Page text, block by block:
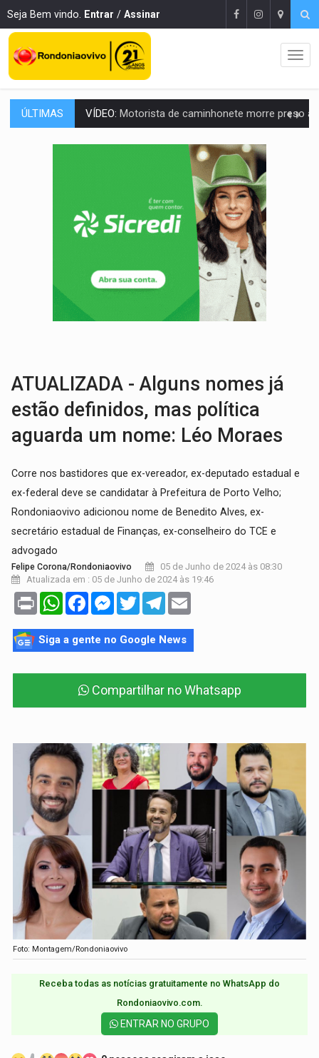
Seja Bem vindo. Entrar / Assinar
ÚLTIMAS LAZER:Seis lugares gratuitos para aproveitar o fim de semana
VÍDEO:FTICCO e Força Tática prendem membro do CV com arma e drogas
Prefeitura fortalece parceria com a APAE para ampliar ações
Exército testa inovações no combate a drones durante
TEMAS SOCIOAMBIENTAIS:Em Itapuã do Oeste, CINEMAZÔNIA leva cinema
Interior de Rondônia terá sábado (8) de calor
INFRAESTRUTURA: Após quase 30 anos de espera, asfalto chega ao
A ILHA: Coreografia de Rondônia estreia na programação do Festival de
ATUALIZADA - Alguns nomes já
estão definidos, mas política
aguarda um nome: Léo Moraes
Corre nos bastidores que ex-vereador, ex-deputado estadual e
ex-federal deve se candidatar à Prefeitura de Porto Velho;
Rondoniaovivo adicionou nome de Benedito Alves, ex-
secretário estadual de Finanças, ex-conselheiro do TCE e
advogado
Felipe Corona/Rondoniaovivo
05 de Junho de 2024 às 08:30
Atualizada em : 05 de Junho de 2024 às 19:46
Print WhatsAppFacebookMessenger
TwitterTelegram
Siga a gente no Google News
Compartilhar no Whatsapp
Foto: Montagem/Rondoniaovivo
Receba todas as notícias gratuitamente no WhatsApp do
Rondoniaovivo.com.​
ENTRAR NO GRUPO